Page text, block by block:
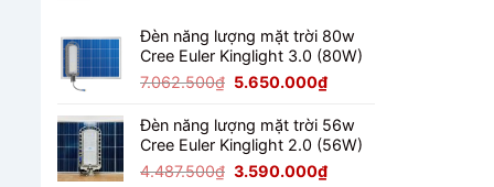
Đèn năng lượng mặt trời 80w
Cree Euler Kinglight 3.0 (80W)
7.062.500₫ Giá
là:
7.062.500₫.
5.650.000₫Giá
tại
là:
5.650.000₫.
Đèn năng lượng mặt trời 56w
Cree Euler Kinglight 2.0 (56W)
4.487.500₫ Giá
3.590.000₫Giá